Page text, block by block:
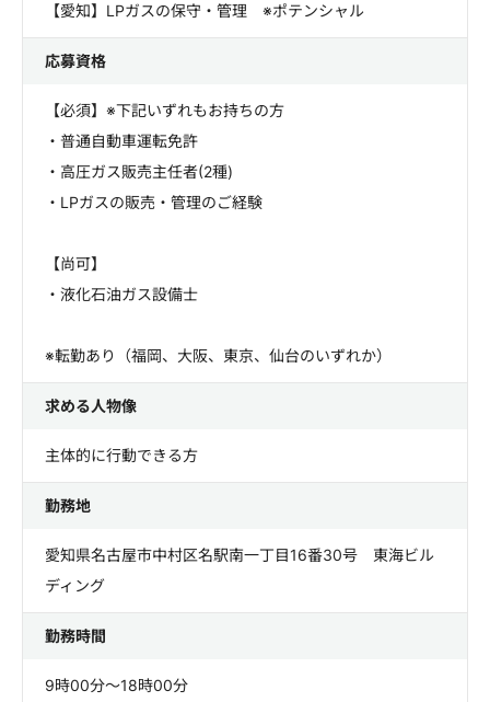
【愛知】LPガスの保守・管理 ※ポテンシャル
応募資格
【必須】※下記いずれもお持ちの方
・普通自動車運転免許
・高圧ガス販売主任者(2種)
・LPガスの販売・管理のご経験
【尚可】
・液化石油ガス設備士
※転勤あり（福岡、大阪、東京、仙台のいずれか）
求める人物像
主体的に行動できる方
勤務地
愛知県名古屋市中村区名駅南一丁目16番30号 東海ビル
ディング
勤務時間
9時00分～18時00分